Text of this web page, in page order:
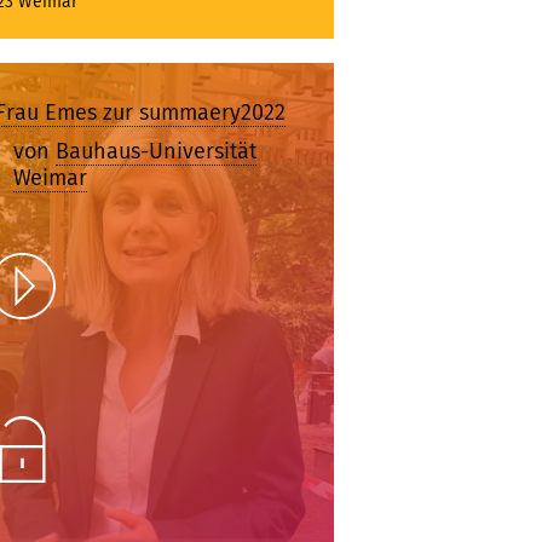
Emes zur summaery2022
von Bauhaus-Universität
Weimar
Play